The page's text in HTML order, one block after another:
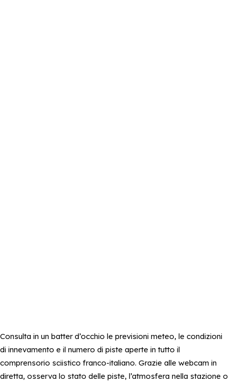
Consulta in un batter d’occhio le previsioni meteo, le condizioni
di innevamento e il numero di piste aperte in tutto il
comprensorio sciistico franco-italiano. Grazie alle webcam in
diretta, osserva lo stato delle piste, l’atmosfera nella stazione o